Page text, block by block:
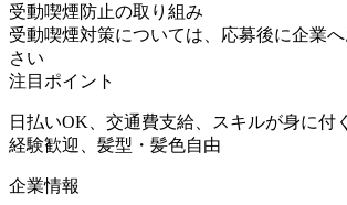
受動喫煙防止の取り組み
受動喫煙対策については、応募後に企業
さい
注目ポイント
日払いOK、交通費支給、スキルが身に付
経験歓迎、髪型・髪色自由
企業情報